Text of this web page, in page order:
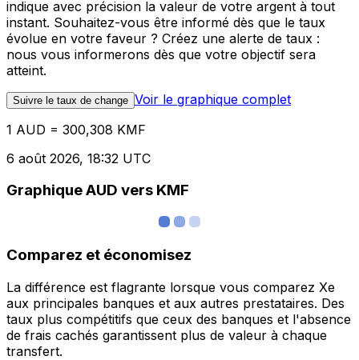
indique avec précision la valeur de votre argent à tout
instant. Souhaitez-vous être informé dès que le taux
évolue en votre faveur ? Créez une alerte de taux :
nous vous informerons dès que votre objectif sera
atteint.
Suivre le taux de change Voir le graphique complet
1 AUD = 300,308 KMF
6 août 2026, 18:32 UTC
Graphique AUD vers KMF
Comparez et économisez
La différence est flagrante lorsque vous comparez Xe
aux principales banques et aux autres prestataires. Des
taux plus compétitifs que ceux des banques et l'absence
de frais cachés garantissent plus de valeur à chaque
transfert.